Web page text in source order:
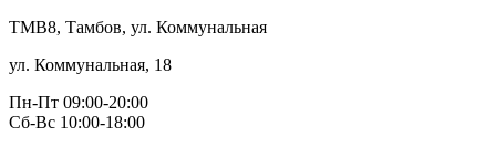
TMB8, Тамбов, ул. Коммунальная
ул. Коммунальная, 18
Пн-Пт 09:00-20:00
Сб-Вс 10:00-18:00